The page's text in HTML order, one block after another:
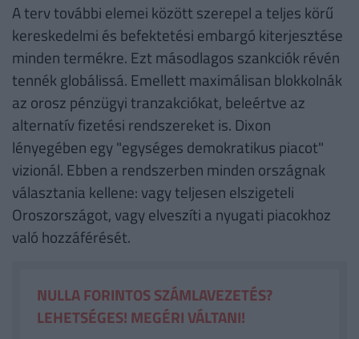
A terv további elemei között szerepel a teljes körű
kereskedelmi és befektetési embargó kiterjesztése
minden termékre. Ezt másodlagos szankciók révén
tennék globálissá. Emellett maximálisan blokkolnák
az orosz pénzügyi tranzakciókat, beleértve az
alternatív fizetési rendszereket is. Dixon
lényegében egy "egységes demokratikus piacot"
vizionál. Ebben a rendszerben minden országnak
választania kellene: vagy teljesen elszigeteli
Oroszországot, vagy elveszíti a nyugati piacokhoz
való hozzáférését.
NULLA FORINTOS SZÁMLAVEZETÉS?
LEHETSÉGES! MEGÉRI VÁLTANI!